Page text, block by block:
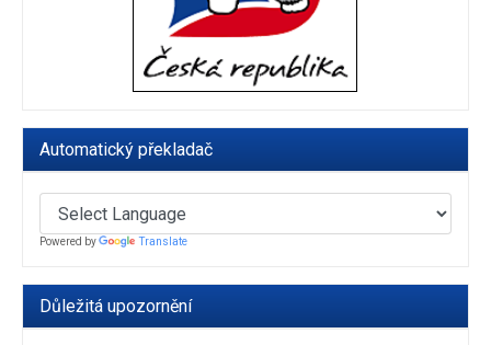
Automatický překladač
Powered by Translate
Důležitá upozornění